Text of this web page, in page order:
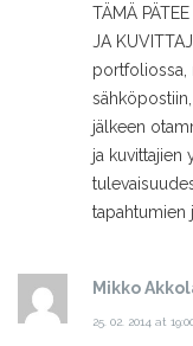
TÄMÄ
JA
portfoliossa,
jälkeen
ja kuvittajien
tapahtumien
Mikko
25. 02. 2014 at